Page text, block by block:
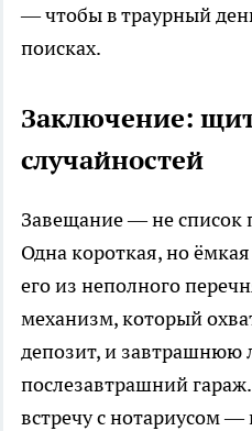
— чтобы в траурный
поисках.
Заключение:
случайностей
Завещание — не список
Одна короткая, но
его из неполного
механизм, который
депозит, и завтрашнюю
послезавтрашний
встречу с нотариусом